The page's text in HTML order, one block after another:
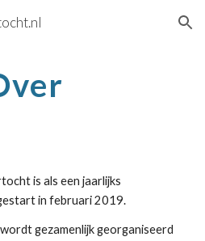
Skip to navigation
is als een jaarlijks
in februari 2019.
gezamenlijk georganiseerd